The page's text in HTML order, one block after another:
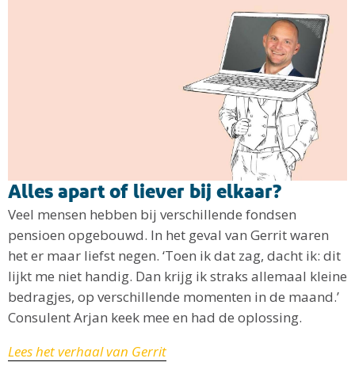
Alles apart of liever bij elkaar?
Veel mensen hebben bij verschillende fondsen
pensioen opgebouwd. In het geval van Gerrit waren
het er maar liefst negen. ‘Toen ik dat zag, dacht ik: dit
lijkt me niet handig. Dan krijg ik straks allemaal kleine
bedragjes, op verschillende momenten in de maand.’
Consulent Arjan keek mee en had de oplossing.
Lees het verhaal van Gerrit